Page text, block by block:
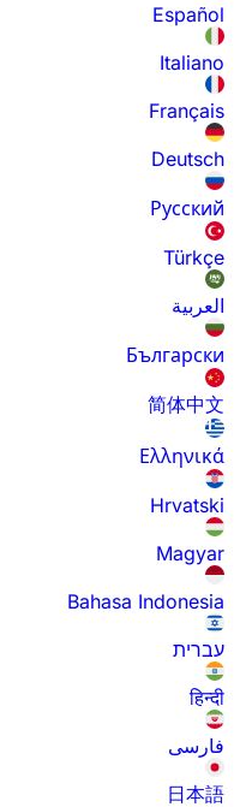
Español
Italiano
Français
Deutsch
Русский
Türkçe
العربية
Български
简体中文
Ελληνικά
Hrvatski
Magyar
Bahasa Indonesia
עברית
हिन्दी
فارسی
日本語